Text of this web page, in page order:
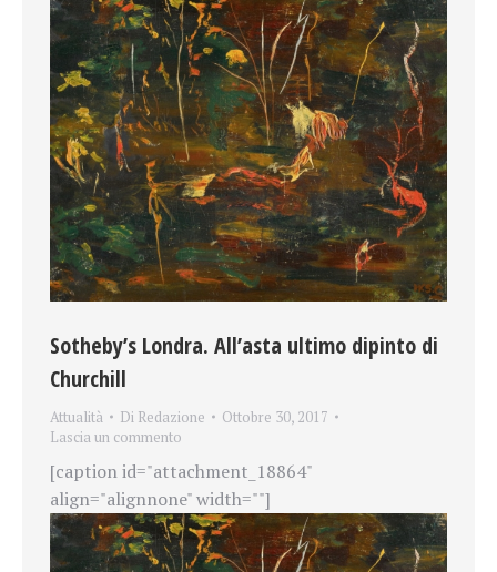
Sotheby’s Londra. All’asta ultimo dipinto di
Churchill
Attualità Di Redazione
Ottobre 30, 2017
Lascia un commento
[caption id="attachment_18864"
align="alignnone" width=""]